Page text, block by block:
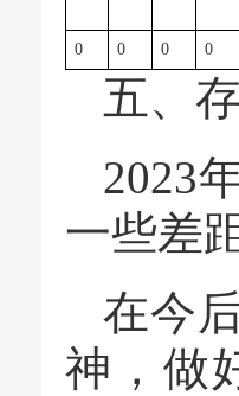
0 0 0 0
五、
2023
一些差
在今
神，做